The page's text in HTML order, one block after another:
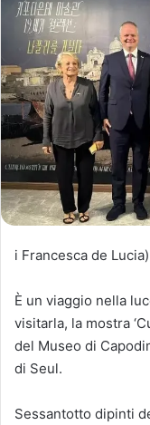
i Francesca de Lucia)
È un viaggio nella
visitarla, la mostra
del Museo di
di Seul.
Sessantotto dipinti